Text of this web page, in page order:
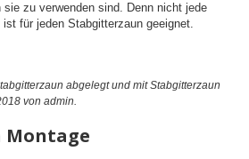
zu verwenden sind. Denn nicht jede
für jeden Stabgitterzaun geeignet.
abgelegt und mitStabgitterzaun
von admin.